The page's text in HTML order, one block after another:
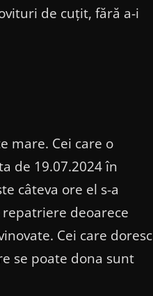
de cuțit, fără a-i
mare. Cei care o
de 19.07.2024 în
câteva ore el s-a
deoarece
Cei care doresc
se poate dona sunt